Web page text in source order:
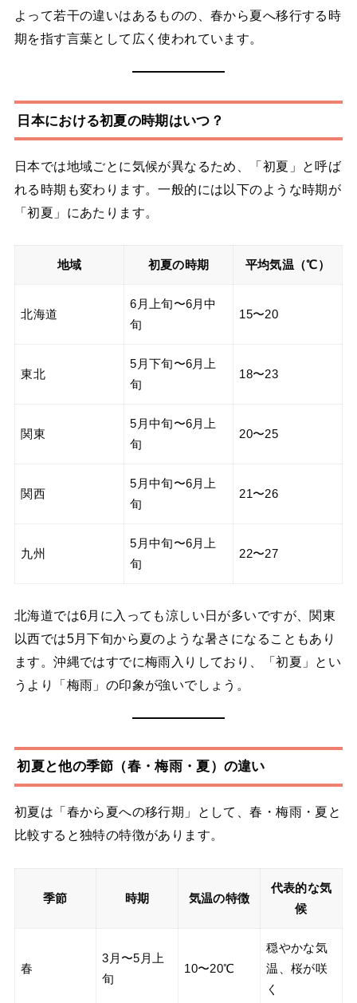
よって若干の違いはあるものの、春から夏へ移行する時
期を指す言葉として広く使われています。
日本における初夏の時期はいつ？
日本では地域ごとに気候が異なるため、「初夏」と呼ば
れる時期も変わります。一般的には以下のような時期が
「初夏」にあたります。
地域 初夏の時期 平均気温（℃）
北海道
6月上旬〜6月中
旬
15〜20
東北
5月下旬〜6月上
旬
18〜23
関東
5月中旬〜6月上
旬
20〜25
関西
5月中旬〜6月上
旬
21〜26
九州
5月中旬〜6月上
旬
22〜27
北海道では6月に入っても涼しい日が多いですが、関東
以西では5月下旬から夏のような暑さになることもあり
ます。沖縄ではすでに梅雨入りしており、「初夏」とい
うより「梅雨」の印象が強いでしょう。
初夏と他の季節（春・梅雨・夏）の違い
初夏は「春から夏への移行期」として、春・梅雨・夏と
比較すると独特の特徴があります。
季節 時期 気温の特徴
代表的な気
候
春
3月〜5月上
旬
10〜20℃
穏やかな気
温、桜が咲
く